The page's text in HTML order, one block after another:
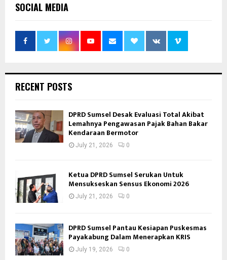
SOCIAL MEDIA
RECENT POSTS
DPRD Sumsel Desak Evaluasi Total Akibat
Lemahnya Pengawasan Pajak Bahan Bakar
Kendaraan Bermotor
July 21, 2026 0
Ketua DPRD Sumsel Serukan Untuk
Mensukseskan Sensus Ekonomi 2026
July 21, 2026 0
DPRD Sumsel Pantau Kesiapan Puskesmas
Payakabung Dalam Menerapkan KRIS
July 19, 2026 0